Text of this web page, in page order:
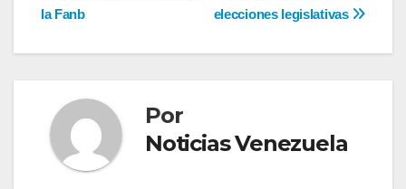
de
entradas
elecciones legislativas
la Fanb
Por
Noticias Venezuela